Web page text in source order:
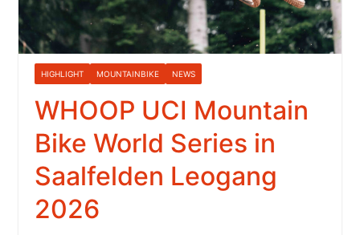
HIGHLIGHT MOUNTAINBIKE NEWS
WHOOP UCI Mountain
Bike World Series in
Saalfelden Leogang
2026